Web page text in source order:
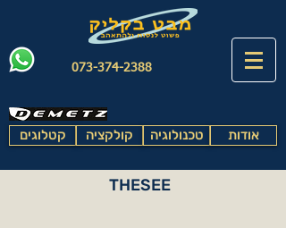
073-374-2388
קטלוגים קולקציה טכנולוגיה אודות
THESEE